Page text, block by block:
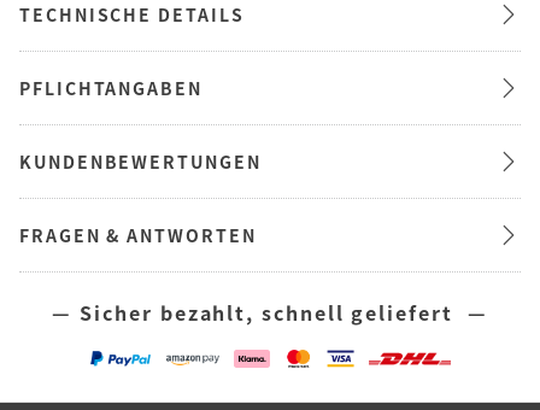
TECHNISCHE DETAILS
PFLICHTANGABEN
KUNDENBEWERTUNGEN
FRAGEN & ANTWORTEN
— Sicher bezahlt, schnell geliefert —